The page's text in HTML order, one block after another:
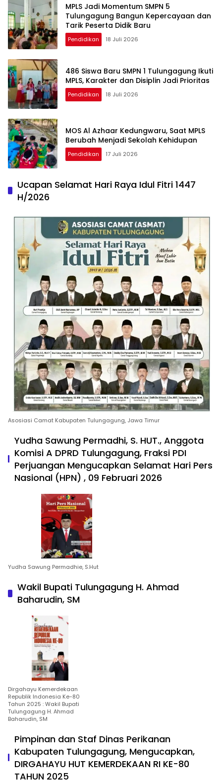
MPLS Jadi Momentum SMPN 5
Tulungagung Bangun Kepercayaan dan
Tarik Peserta Didik Baru
Pendidikan 18 Juli 2026
486 Siswa Baru SMPN 1 Tulungagung Ikuti
MPLS, Karakter dan Disiplin Jadi Prioritas
Pendidikan 18 Juli 2026
MOS Al Azhaar Kedungwaru, Saat MPLS
Berubah Menjadi Sekolah Kehidupan
Pendidikan 17 Juli 2026
Ucapan Selamat Hari Raya Idul Fitri 1447
H/2026
Asosiasi Camat Kabupaten Tulungagung, Jawa Timur
Yudha Sawung Permadhi, S. HUT., Anggota
Komisi A DPRD Tulungagung, Fraksi PDI
Perjuangan Mengucapkan Selamat Hari Pers
Nasional (HPN) , 09 Februari 2026
Yudha Sawung Permadhie, S.Hut
Wakil Bupati Tulungagung H. Ahmad
Baharudin, SM
Dirgahayu Kemerdekaan
Republik Indonesia Ke-80
Tahun 2025 : Wakil Bupati
Tulungagung H. Ahmad
Baharudin, SM
Pimpinan dan Staf Dinas Perikanan
Kabupaten Tulungagung, Mengucapkan,
DIRGAHAYU HUT KEMERDEKAAN RI KE-80
TAHUN 2025